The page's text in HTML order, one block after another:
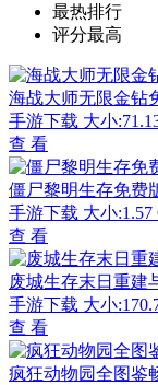
最热排行
评分最高
海战大师无限金钻
手游下载 大小
查 看
僵尸黎明生存免费
手游下载 大小:1.57
查 看
废城生存末日重建
手游下载 大小
查 看
疯狂动物园全图鉴